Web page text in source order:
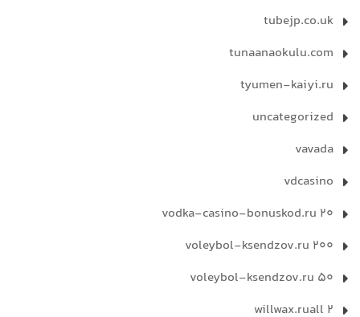
tubejp.co.uk
tunaanaokulu.com
tyumen-kaiyi.ru
uncategorized
vavada
vdcasino
vodka-casino-bonuskod.ru 20
voleybol-ksendzov.ru 200
voleybol-ksendzov.ru 50
willwax.ruall 2